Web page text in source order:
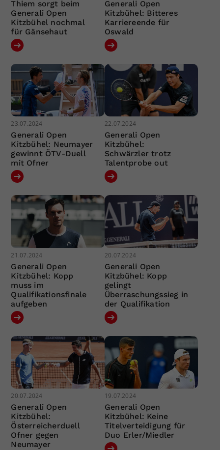
Thiem sorgt beim
Generali Open
Kitzbühel nochmal
für Gänsehaut
Generali Open
Kitzbühel: Bitteres
Karriereende für
Oswald
23.07.2024
Generali Open
Kitzbühel: Neumayer
gewinnt ÖTV-Duell
mit Ofner
22.07.2024
Generali Open
Kitzbühel:
Schwärzler trotz
Talentprobe out
21.07.2024
Generali Open
Kitzbühel: Kopp
muss im
Qualifikationsfinale
aufgeben
20.07.2024
Generali Open
Kitzbühel: Kopp
gelingt
Überraschungssieg in
der Qualifikation
20.07.2024
Generali Open
Kitzbühel:
Österreicherduell
Ofner gegen
Neumayer
19.07.2024
Generali Open
Kitzbühel: Keine
Titelverteidigung für
Duo Erler/Miedler